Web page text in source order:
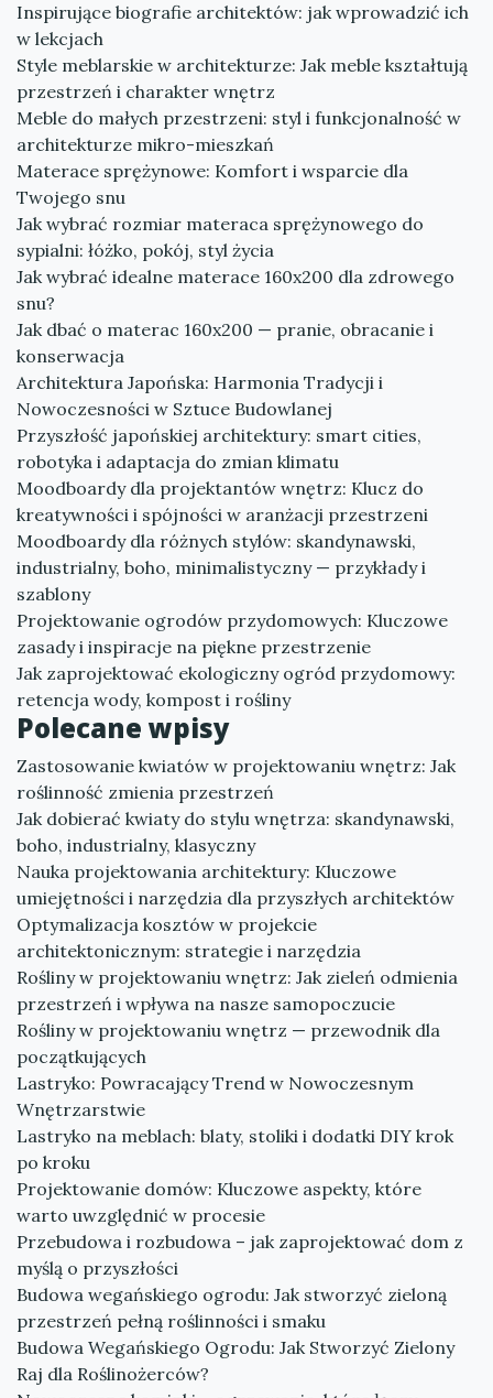
Inspirujące biografie architektów: jak wprowadzić ich
w lekcjach
Style meblarskie w architekturze: Jak meble kształtują
przestrzeń i charakter wnętrz
Meble do małych przestrzeni: styl i funkcjonalność w
architekturze mikro-mieszkań
Materace sprężynowe: Komfort i wsparcie dla
Twojego snu
Jak wybrać rozmiar materaca sprężynowego do
sypialni: łóżko, pokój, styl życia
Jak wybrać idealne materace 160x200 dla zdrowego
snu?
Jak dbać o materac 160x200 — pranie, obracanie i
konserwacja
Architektura Japońska: Harmonia Tradycji i
Nowoczesności w Sztuce Budowlanej
Przyszłość japońskiej architektury: smart cities,
robotyka i adaptacja do zmian klimatu
Moodboardy dla projektantów wnętrz: Klucz do
kreatywności i spójności w aranżacji przestrzeni
Moodboardy dla różnych stylów: skandynawski,
industrialny, boho, minimalistyczny — przykłady i
szablony
Projektowanie ogrodów przydomowych: Kluczowe
zasady i inspiracje na piękne przestrzenie
Jak zaprojektować ekologiczny ogród przydomowy:
retencja wody, kompost i rośliny
Polecane wpisy
Zastosowanie kwiatów w projektowaniu wnętrz: Jak
roślinność zmienia przestrzeń
Jak dobierać kwiaty do stylu wnętrza: skandynawski,
boho, industrialny, klasyczny
Nauka projektowania architektury: Kluczowe
umiejętności i narzędzia dla przyszłych architektów
Optymalizacja kosztów w projekcie
architektonicznym: strategie i narzędzia
Rośliny w projektowaniu wnętrz: Jak zieleń odmienia
przestrzeń i wpływa na nasze samopoczucie
Rośliny w projektowaniu wnętrz — przewodnik dla
początkujących
Lastryko: Powracający Trend w Nowoczesnym
Wnętrzarstwie
Lastryko na meblach: blaty, stoliki i dodatki DIY krok
po kroku
Projektowanie domów: Kluczowe aspekty, które
warto uwzględnić w procesie
Przebudowa i rozbudowa – jak zaprojektować dom z
myślą o przyszłości
Budowa wegańskiego ogrodu: Jak stworzyć zieloną
przestrzeń pełną roślinności i smaku
Budowa Wegańskiego Ogrodu: Jak Stworzyć Zielony
Raj dla Roślinożerców?